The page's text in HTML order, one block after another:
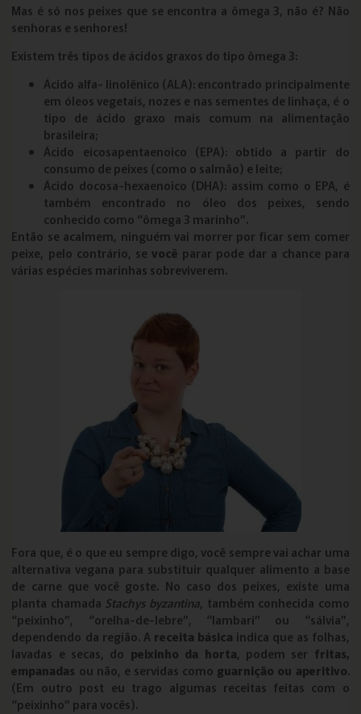
Mas é só nos peixes que se encontra a ômega 3, não é? Não
senhoras e senhores!
Existem três tipos de ácidos graxos do tipo ômega 3:
Ácido alfa- linolênico (ALA): encontrado principalmente
em óleos vegetais, nozes e nas sementes de linhaça, é o
tipo de ácido graxo mais comum na alimentação
brasileira;
Ácido eicosapentaenoico (EPA): obtido a partir do
consumo de peixes (como o salmão) e leite;
Ácido docosa-hexaenoico (DHA): assim como o EPA, é
também encontrado no óleo dos peixes, sendo
conhecido como “ômega 3 marinho”.
Então se acalmem, ninguém vai morrer por ficar sem comer
peixe, pelo contrário, se você parar pode dar a chance para
várias espécies marinhas sobreviverem.
Fora que, é o que eu sempre digo, você sempre vai achar uma
alternativa vegana para substituir qualquer alimento a base
de carne que você goste. No caso dos peixes, existe uma
planta chamada Stachys byzantina, também conhecida como
“peixinho”, “orelha-de-lebre”, “lambari” ou “sálvia”,
dependendo da região. A receita básica indica que as folhas,
lavadas e secas, do peixinho da horta, podem ser fritas,
empanadas ou não, e servidas como guarnição ou aperitivo.
(Em outro post eu trago algumas receitas feitas com o
“peixinho” para vocês).